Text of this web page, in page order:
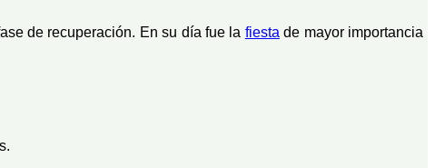
de recuperación. En su día fue la fiesta de mayor importancia